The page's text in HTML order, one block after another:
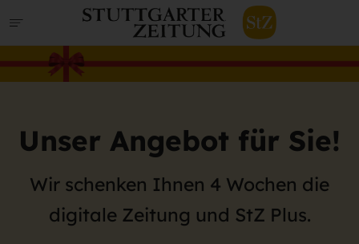
Unser Angebot für Sie!
Wir schenken Ihnen 4 Wochen die
digitale Zeitung und StZ Plus.